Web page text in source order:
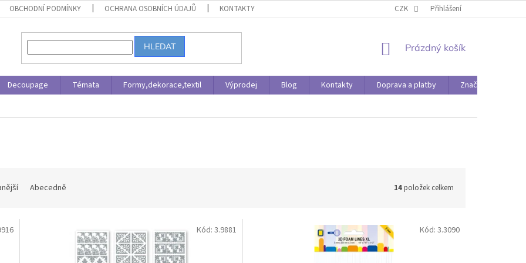
OBCHODNÍ PODMÍNKY OCHRANA OSOBNÍCH ÚDAJŮ KONTAKTY DOPRAVA A PLATBY
CZK Přihlášení
HLEDAT
NÁKUPNÍ
Prázdný košík
Decoupage Témata Formy,dekorace,textil Výprodej Blog Kontakty Doprava a platby
Značky
Abecedně 14položek celkem
Kód: 3.9881 Kód: 3.3090